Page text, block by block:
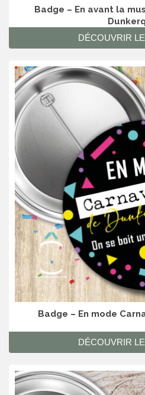
Badge – En avant la
DÉCOUVRIR
Badge – En mode
DÉCOUVRIR